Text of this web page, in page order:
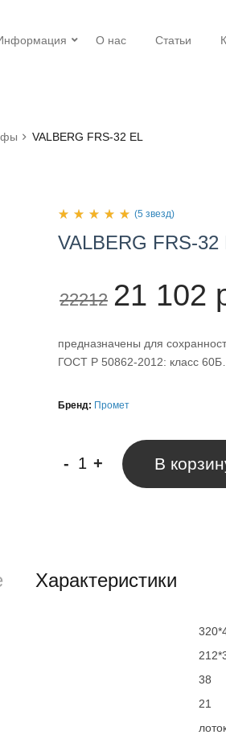
О нас Статьи
VALBERG FRS-32 EL
(5 звезд)
VALBERG FRS-32
22212 21 102
предназначены для
ГОСТ Р 50862-2012: класс 60Б…
Бренд: Промет
- + В
Характеристики
38
21